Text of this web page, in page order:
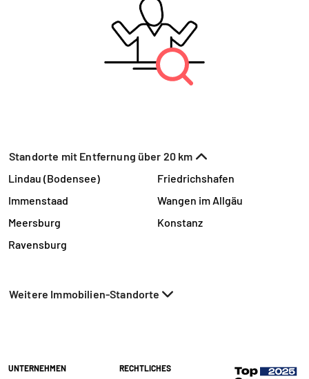
Standorte mit Entfernung über 20 km
Lindau (Bodensee)
Friedrichshafen
Immenstaad
Wangen im Allgäu
Meersburg
Konstanz
Ravensburg
Weitere Immobilien-Standorte
UNTERNEHMEN
RECHTLICHES